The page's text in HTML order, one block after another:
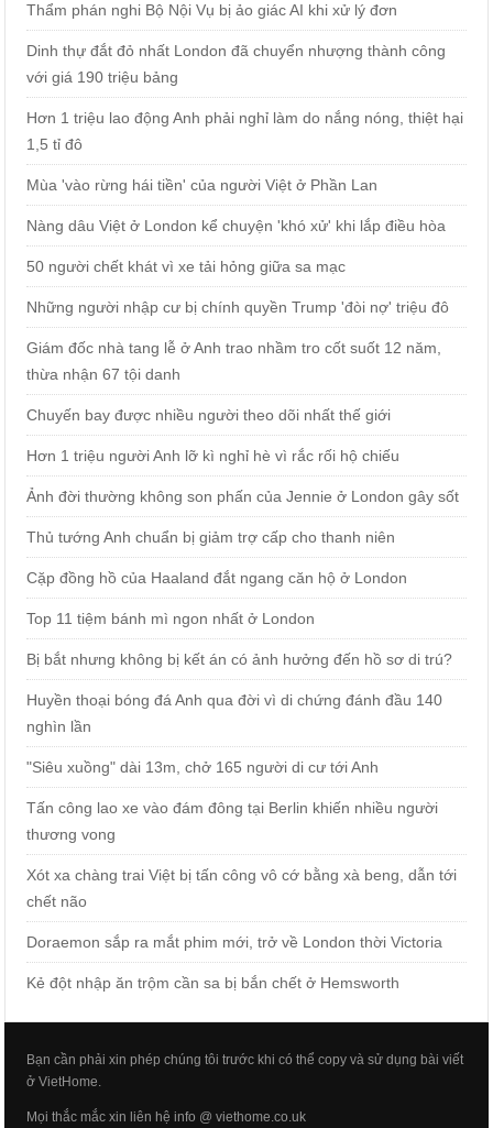
Thẩm phán nghi Bộ Nội Vụ bị ảo giác AI khi xử lý đơn
Dinh thự đắt đỏ nhất London đã chuyển nhượng thành công
với giá 190 triệu bảng
Hơn 1 triệu lao động Anh phải nghỉ làm do nắng nóng, thiệt hại
1,5 tỉ đô
Mùa 'vào rừng hái tiền' của người Việt ở Phần Lan
Nàng dâu Việt ở London kể chuyện 'khó xử' khi lắp điều hòa
50 người chết khát vì xe tải hỏng giữa sa mạc
Những người nhập cư bị chính quyền Trump 'đòi nợ' triệu đô
Giám đốc nhà tang lễ ở Anh trao nhầm tro cốt suốt 12 năm,
thừa nhận 67 tội danh
Chuyến bay được nhiều người theo dõi nhất thế giới
Hơn 1 triệu người Anh lỡ kì nghỉ hè vì rắc rối hộ chiếu
Ảnh đời thường không son phấn của Jennie ở London gây sốt
Thủ tướng Anh chuẩn bị giảm trợ cấp cho thanh niên
Cặp đồng hồ của Haaland đắt ngang căn hộ ở London
Top 11 tiệm bánh mì ngon nhất ở London
Bị bắt nhưng không bị kết án có ảnh hưởng đến hồ sơ di trú?
Huyền thoại bóng đá Anh qua đời vì di chứng đánh đầu 140
nghìn lần
"Siêu xuồng" dài 13m, chở 165 người di cư tới Anh
Tấn công lao xe vào đám đông tại Berlin khiến nhiều người
thương vong
Xót xa chàng trai Việt bị tấn công vô cớ bằng xà beng, dẫn tới
chết não
Doraemon sắp ra mắt phim mới, trở về London thời Victoria
Kẻ đột nhập ăn trộm cần sa bị bắn chết ở Hemsworth
Bạn cần phải xin phép chúng tôi trước khi có thể copy và sử dụng bài viết
ở VietHome.
Mọi thắc mắc xin liên hệ info @ viethome.co.uk